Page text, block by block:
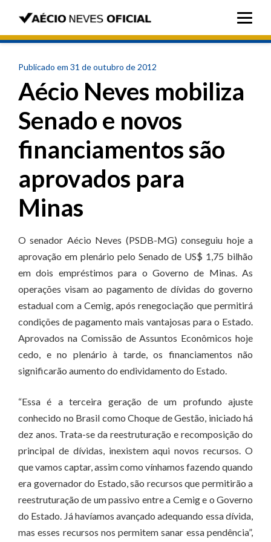
Publicado em 31 de outubro de 2012
Aécio Neves mobiliza
Senado e novos
financiamentos são
aprovados para
Minas
O senador Aécio Neves (PSDB-MG) conseguiu hoje a
aprovação em plenário pelo Senado de US$ 1,75 bilhão
em dois empréstimos para o Governo de Minas. As
operações visam ao pagamento de dívidas do governo
estadual com a Cemig, após renegociação que permitirá
condições de pagamento mais vantajosas para o Estado.
Aprovados na Comissão de Assuntos Econômicos hoje
cedo, e no plenário à tarde, os financiamentos não
significarão aumento do endividamento do Estado.
“Essa é a terceira geração de um profundo ajuste
conhecido no Brasil como Choque de Gestão, iniciado há
dez anos. Trata-se da reestruturação e recomposição do
principal de dívidas, inexistem aqui novos recursos. O
que vamos captar, assim como vínhamos fazendo quando
era governador do Estado, são recursos que permitirão a
reestruturação de um passivo entre a Cemig e o Governo
do Estado. Já havíamos avançado adequando essa dívida,
mas esses recursos nos permitem sanar essa pendência”,